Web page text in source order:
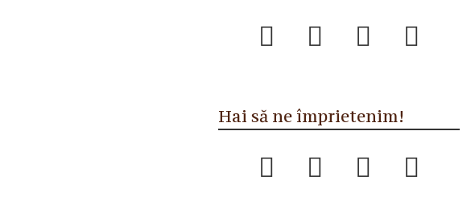
Hai să ne împrietenim!